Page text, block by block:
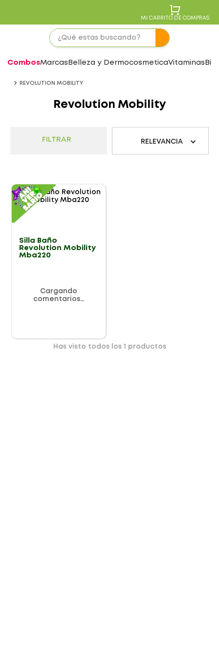
MI CARRITO DE COMPRAS
CombosMarcas Belleza y DermocosmeticaVitaminas
REVOLUTION MOBILITY
Revolution Mobility
FILTRAR RELEVANCIA
Silla Baño
Revolution Mobility
Mba220
Cargando
comentarios…
Has visto todos los productos